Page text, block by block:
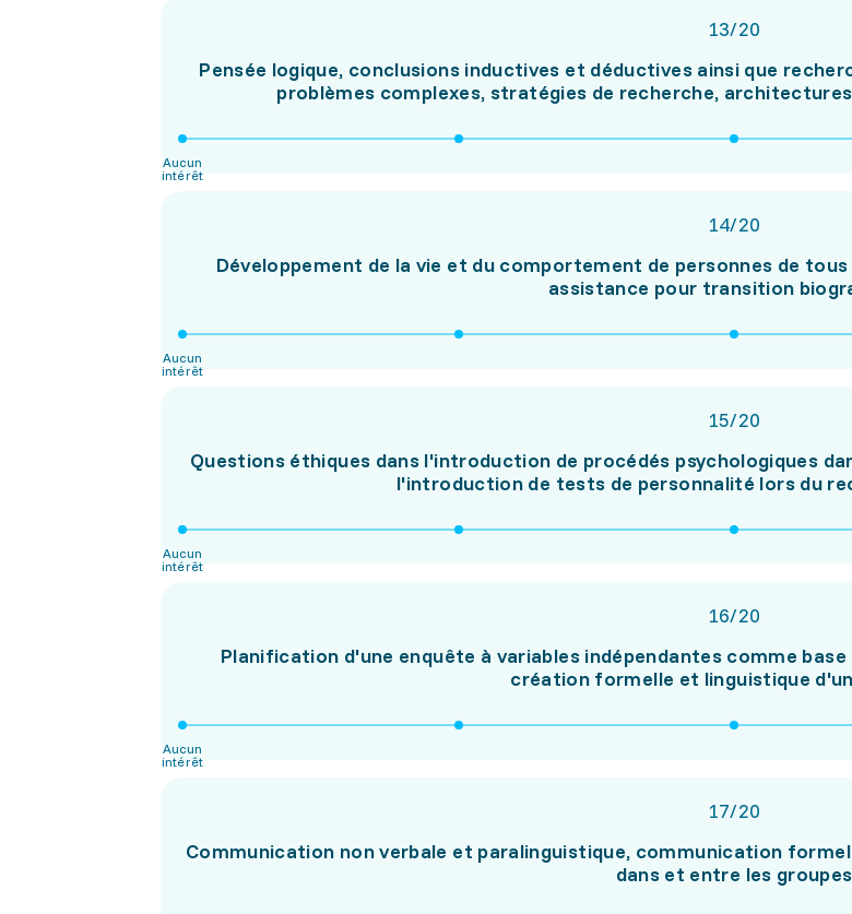
13/20
Pensée logique, conclusions inductives et déductives ainsi que
problèmes complexes, stratégies de recherche,
Aucun
intérêt
14/20
Développement de la vie et du comportement de personnes de
assistance pour transition
Aucun
intérêt
15/20
Questions éthiques dans l'introduction de procédés psychologiques
l'introduction de tests de personnalité lors du
Aucun
intérêt
16/20
Planification d'une enquête à variables indépendantes comme
création formelle et linguistique
Aucun
intérêt
17/20
Communication non verbale et paralinguistique, communication
dans et entre les groupes